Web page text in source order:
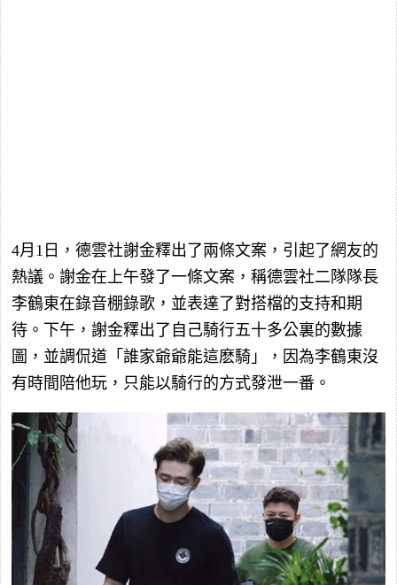
4月1日，德雲社謝金釋出了兩條文案，引起了網友的
熱議。謝金在上午發了一條文案，稱德雲社二隊隊長
李鶴東在錄音棚錄歌，並表達了對搭檔的支持和期
待。下午，謝金釋出了自己騎行五十多公裏的數據
圖，並調侃道「誰家爺爺能這麽騎」，因為李鶴東沒
有時間陪他玩，只能以騎行的方式發泄一番。